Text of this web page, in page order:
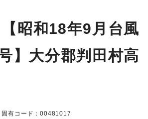
【昭和18年9月台風
】大分郡判田村高
固有コード：00481017